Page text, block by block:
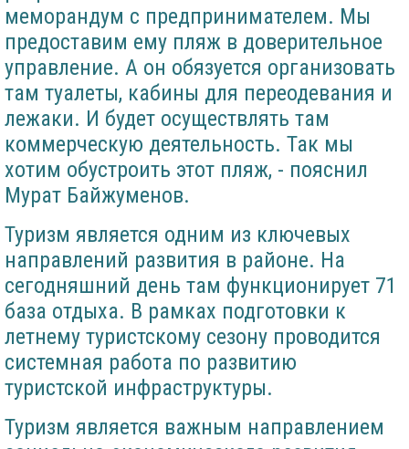
меморандум с предпринимателем. Мы
предоставим ему пляж в доверительное
управление. А он обязуется организовать
там туалеты, кабины для переодевания и
лежаки. И будет осуществлять там
коммерческую деятельность. Так мы
хотим обустроить этот пляж, - пояснил
Мурат Байжуменов.
Туризм является одним из ключевых
направлений развития в районе. На
сегодняшний день там функционирует 71
база отдыха. В рамках подготовки к
летнему туристскому сезону проводится
системная работа по развитию
туристской инфраструктуры.
Туризм является важным направлением